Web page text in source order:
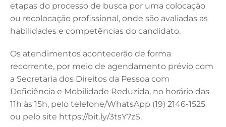
etapas do processo de busca por uma colocação
ou recolocação profissional, onde são avaliadas as
habilidades e competências do candidato.
Os atendimentos acontecerão de forma
recorrente, por meio de agendamento prévio com
a Secretaria dos Direitos da Pessoa com
Deficiência e Mobilidade Reduzida, no horário das
11h às 15h, pelo telefone/WhatsApp (19) 2146-1525
ou pelo site https://bit.ly/3tsY7zS.